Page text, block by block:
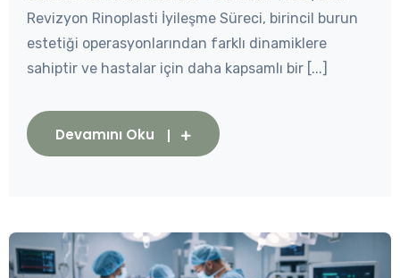
Revizyon Rinoplasti İyileşme Süreci, birincil burun
estetiği operasyonlarından farklı dinamiklere
sahiptir ve hastalar için daha kapsamlı bir [...]
Devamını Oku